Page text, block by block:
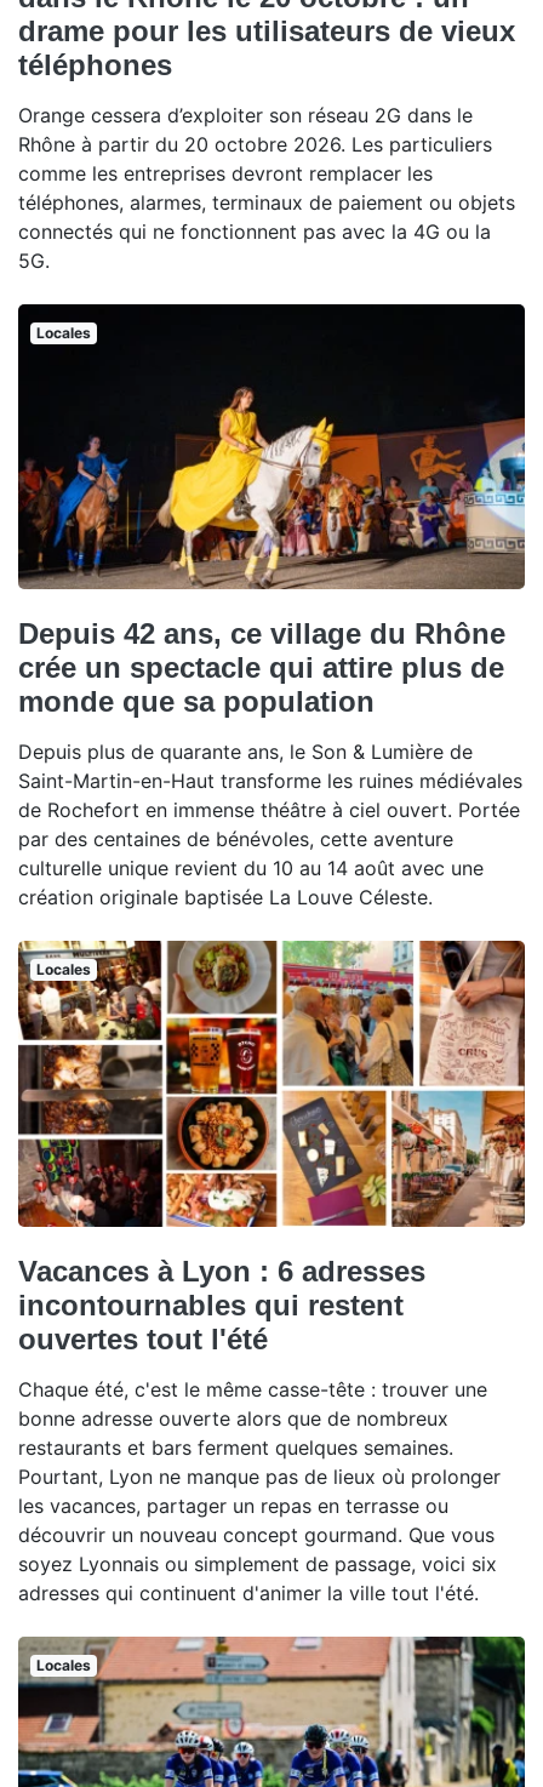
drame pour les utilisateurs de vieux
téléphones
Orange cessera d’exploiter son réseau 2G dans le
Rhône à partir du 20 octobre 2026. Les particuliers
comme les entreprises devront remplacer les
téléphones, alarmes, terminaux de paiement ou objets
connectés qui ne fonctionnent pas avec la 4G ou la
5G.
Locales
Depuis 42 ans, ce village du Rhône
crée un spectacle qui attire plus de
monde que sa population
Depuis plus de quarante ans, le Son & Lumière de
Saint-Martin-en-Haut transforme les ruines médiévales
de Rochefort en immense théâtre à ciel ouvert. Portée
par des centaines de bénévoles, cette aventure
culturelle unique revient du 10 au 14 août avec une
création originale baptisée La Louve Céleste.
Locales
Vacances à Lyon : 6 adresses
incontournables qui restent
ouvertes tout l'été
Chaque été, c'est le même casse-tête : trouver une
bonne adresse ouverte alors que de nombreux
restaurants et bars ferment quelques semaines.
Pourtant, Lyon ne manque pas de lieux où prolonger
les vacances, partager un repas en terrasse ou
découvrir un nouveau concept gourmand. Que vous
soyez Lyonnais ou simplement de passage, voici six
adresses qui continuent d'animer la ville tout l'été.
Locales